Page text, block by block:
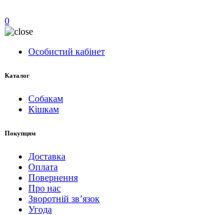
0
Особистий кабінет
Каталог
Собакам
Кішкам
Покупцям
Доставка
Оплата
Повернення
Про нас
Зворотній зв’язок
Угода